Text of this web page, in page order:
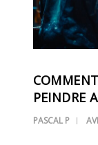
PEINDRE
PASCAL P